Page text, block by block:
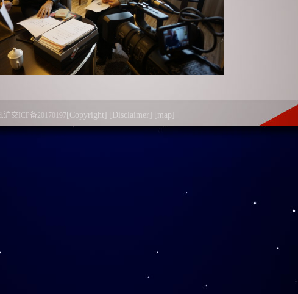
道先生建立了深厚而真挚的友谊，常以诗句互赠，林部长的家中就
沪交ICP备20170197[Copyright] [Disclaimer] [map]